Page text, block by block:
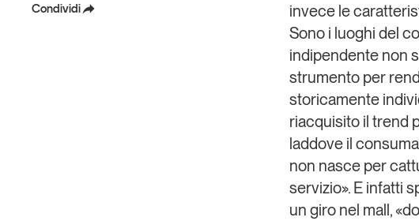
GS1 Italy Tendenze GS1 Italy
Condividi
invece le
Sono i luoghi del
indipendente non
strumento per
storicamente
riacquisito il trend
laddove il
non nasce per
servizio». E infatti
un giro nel mall,